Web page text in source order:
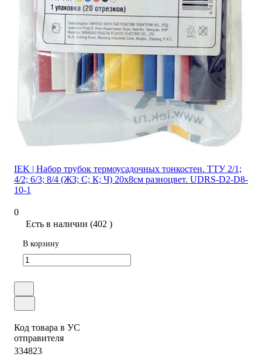
IEK | Набор трубок термоусадочных тонкостен. ТТУ 2/1;
4/2; 6/3; 8/4 (ЖЗ; С; К; Ч) 20х8см разноцвет. UDRS-D2-D8-
10-1
0
Есть в наличии (402 )
В корзину
Код товара в УС
отправителя
334823